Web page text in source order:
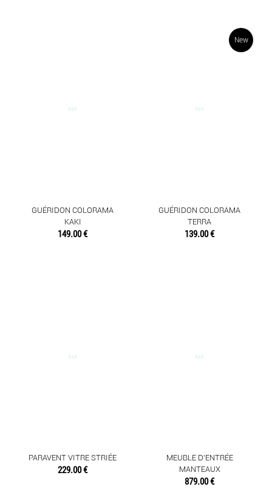
GUÉRIDON COLORAMA
KAKI
149.00 €
New
GUÉRIDON COLORAMA
TERRA
139.00 €
PARAVENT VITRE STRIÉE
229.00 €
MEUBLE D'ENTRÉE
MANTEAUX
879.00 €